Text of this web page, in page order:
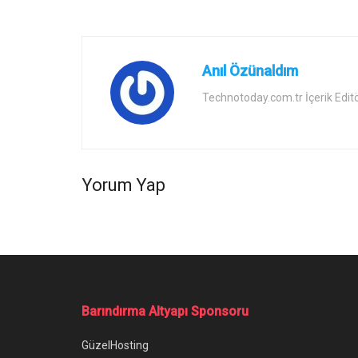
Anıl Özünaldım
Technotoday.com.tr İçerik
Yorum Yap
Ana Sayfa/VDS Sunucu Seçimi ve Yönetimi Nasıl Yapılmalı?